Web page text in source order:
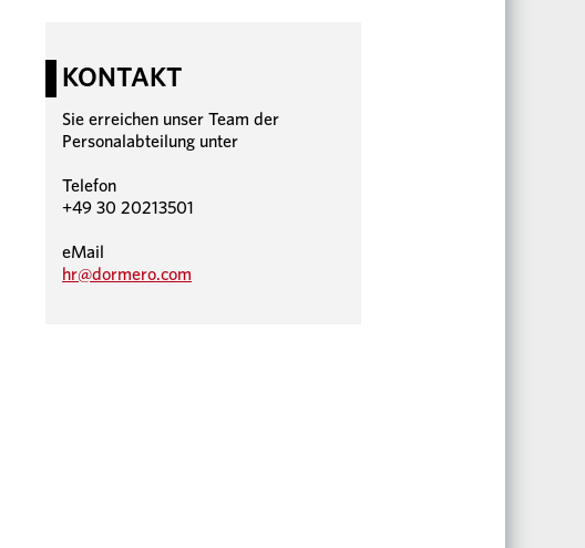
KONTAKT
Sie erreichen unser Team der
Personalabteilung unter
Telefon
+49 30 20213501
eMail
hr@dormero.com